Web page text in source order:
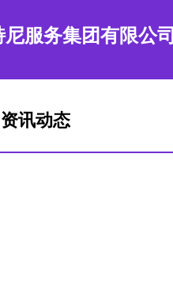
尼服务集团有限公司
资讯动态